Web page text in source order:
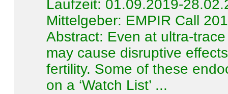
Laufzeit: 01.09.2019-
Mittelgeber: EMPIR Call
Abstract: Even at ultra-
may cause disruptive
fertility. Some of these
on a ‘Watch List’ ...